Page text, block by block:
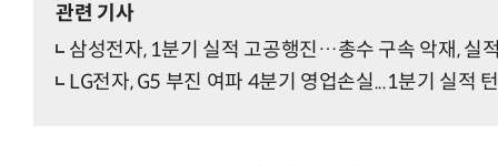
관련 기사
삼성전자, 1분기 실적 고공행진…총수 구속 악재, 실
LG전자, G5 부진 여파 4분기 영업손실...1분기 실적